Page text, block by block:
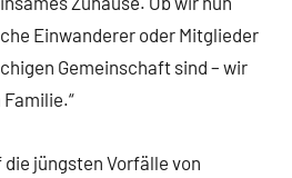
Einwanderer oder Mitglieder
Gemeinschaft sind – wir
jüngsten Vorfälle von